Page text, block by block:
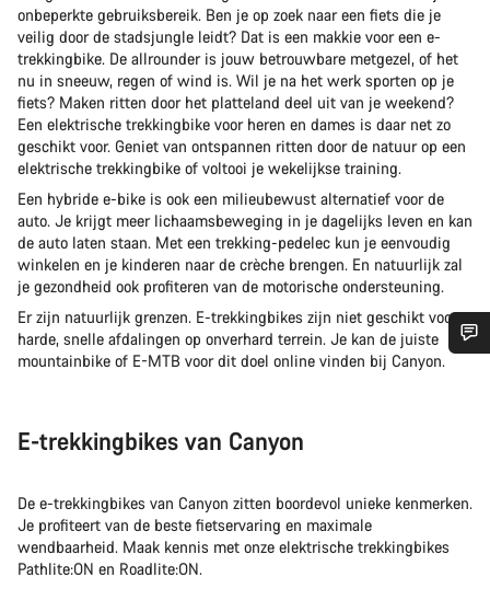
onbeperkte gebruiksbereik. Ben je op zoek naar een fiets die je
veilig door de stadsjungle leidt? Dat is een makkie voor een e-
trekkingbike. De allrounder is jouw betrouwbare metgezel, of het
nu in sneeuw, regen of wind is. Wil je na het werk sporten op je
fiets? Maken ritten door het platteland deel uit van je weekend?
Een elektrische trekkingbike voor heren en dames is daar net zo
geschikt voor. Geniet van ontspannen ritten door de natuur op een
elektrische trekkingbike of voltooi je wekelijkse training.
Een hybride e-bike is ook een milieubewust alternatief voor de
auto. Je krijgt meer lichaamsbeweging in je dagelijks leven en kan
de auto laten staan. Met een trekking-pedelec kun je eenvoudig
winkelen en je kinderen naar de crèche brengen. En natuurlijk zal
je gezondheid ook profiteren van de motorische ondersteuning.
Er zijn natuurlijk grenzen. E-trekkingbikes zijn niet geschikt voor
harde, snelle afdalingen op onverhard terrein. Je kan de juiste
mountainbike of E-MTB voor dit doel online vinden bij Canyon.
E-trekkingbikes van Canyon
De e-trekkingbikes van Canyon zitten boordevol unieke kenmerken.
Je profiteert van de beste fietservaring en maximale
wendbaarheid. Maak kennis met onze elektrische trekkingbikes
Pathlite:ON en Roadlite:ON.
Heb je hulp nodig?
Onze deskundige medewerkers helpen je graag bij al je
vragen.
Start Chat